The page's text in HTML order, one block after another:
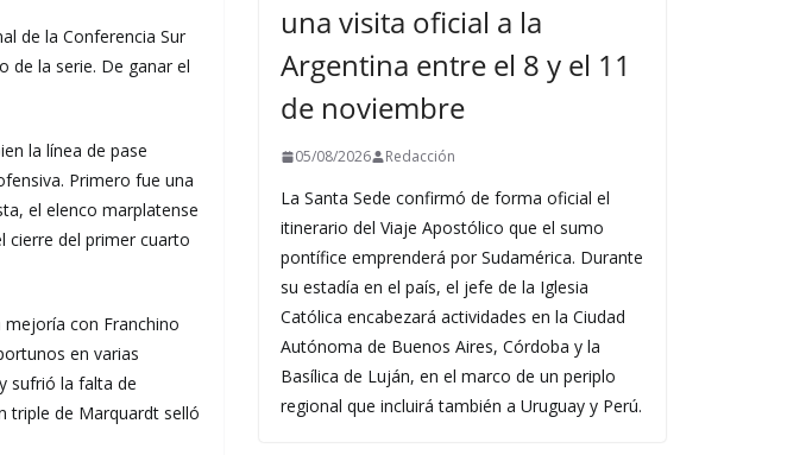
de la Conferencia Sur
de la serie. De ganar el
la línea de pase
Primero fue una
el elenco marplatense
cierre del primer cuarto
con Franchino
en varias
sufrió la falta de
triple de Marquardt selló
una visita oficial a la
Argentina entre el 8 y el 11
de noviembre
05/08/2026 Redacción
La Santa Sede confirmó de forma oficial el
itinerario del Viaje Apostólico que el sumo
pontífice emprenderá por Sudamérica. Durante
su estadía en el país, el jefe de la Iglesia
Católica encabezará actividades en la Ciudad
Autónoma de Buenos Aires, Córdoba y la
Basílica de Luján, en el marco de un periplo
regional que incluirá también a Uruguay y Perú.